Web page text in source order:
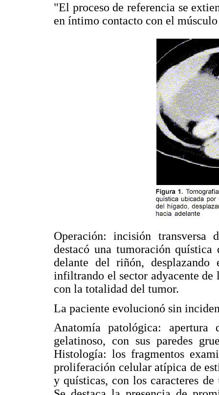
"El proceso de referencia se
en íntimo contacto con el
Operación: incisión
destacó una tumoración
delante del riñón,
infiltrando el sector adyacente de
con la totalidad del tumor.
La paciente evolucionó sin
Anatomía patológica:
gelatinoso, con sus paredes
Histología: los fragmentos
proliferación celular atípica de
y quísticas, con los caracteres